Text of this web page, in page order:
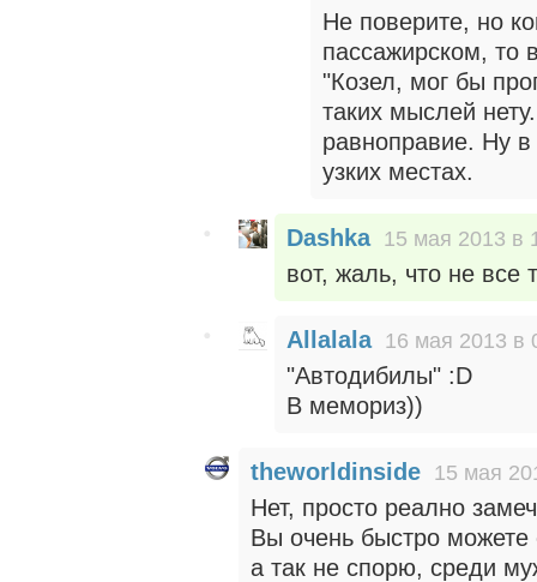
Не поверите, но
пассажирском, то
"Козел, мог бы
таких мыслей
равноправие. Ну в
узких местах.
Dashka 15 мая 2013 в
вот, жаль, что не все
Allalala 16 мая 2013 в
"Автодибилы" :D
В мемориз))
theworldinside 15 мая
Нет, просто реално
Вы очень быстро можете
а так не спорю, среди